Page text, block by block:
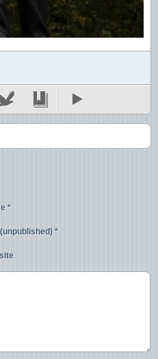
*
*